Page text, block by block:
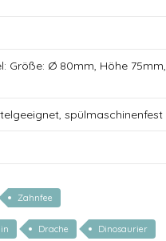
Größe: Ø 80mm, Höhe 75mm,
spülmaschinenfest
Zahnfee
Drache Dinosaurier